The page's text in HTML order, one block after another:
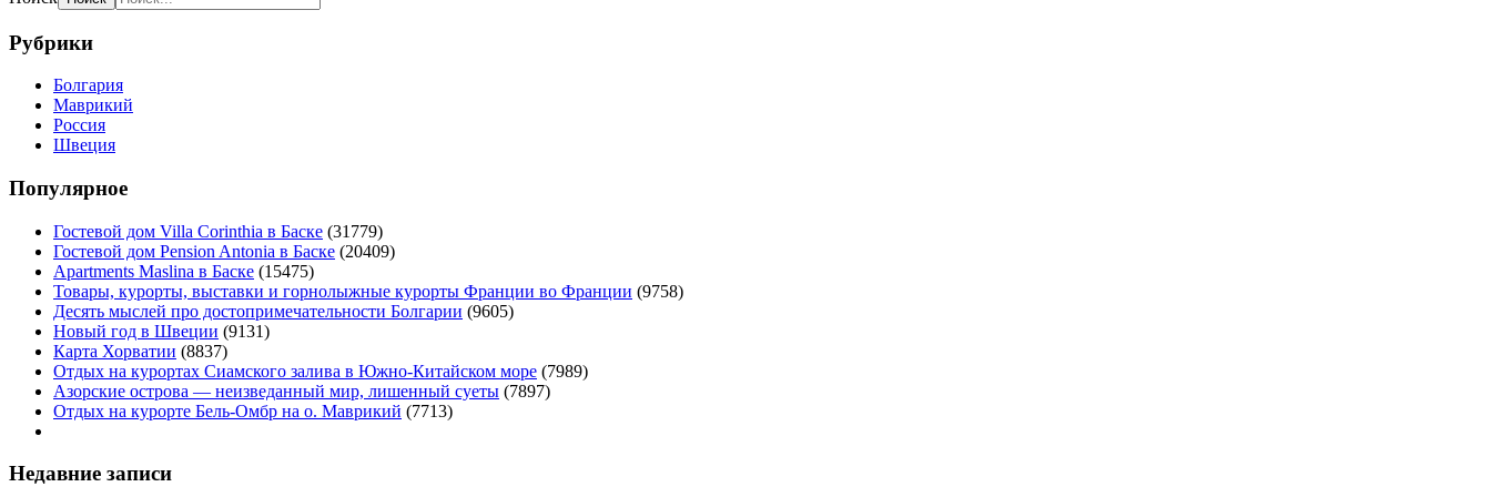
Рубрики
Болгария
Маврикий
Россия
Швеция
Популярное
Гостевой дом Villa Corinthia в Баске (31779)
Гостевой дом Pension Antonia в Баске (20409)
Apartments Maslina в Баске (15475)
Товары, курорты, выставки и горнолыжные курорты Франции во Франции (9758)
Десять мыслей про достопримечательности Болгарии (9605)
Новый год в Швеции (9131)
Карта Хорватии (8837)
Отдых на курортах Сиамского залива в Южно-Китайском море (7989)
Азорские острова — неизведанный мир, лишенный суеты (7897)
Отдых на курорте Бель-Омбр на о. Маврикий (7713)
Недавние записи